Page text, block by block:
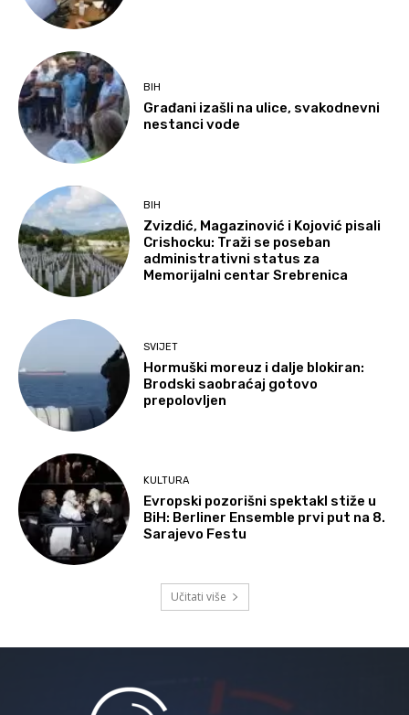
BIH
Građani izašli na ulice, svakodnevni
nestanci vode
BIH
Zvizdić, Magazinović i Kojović pisali
Crishocku: Traži se poseban
administrativni status za
Memorijalni centar Srebrenica
SVIJET
Hormuški moreuz i dalje blokiran:
Brodski saobraćaj gotovo
prepolovljen
KULTURA
Evropski pozorišni spektakl stiže u
BiH: Berliner Ensemble prvi put na 8.
Sarajevo Festu
Učitati više